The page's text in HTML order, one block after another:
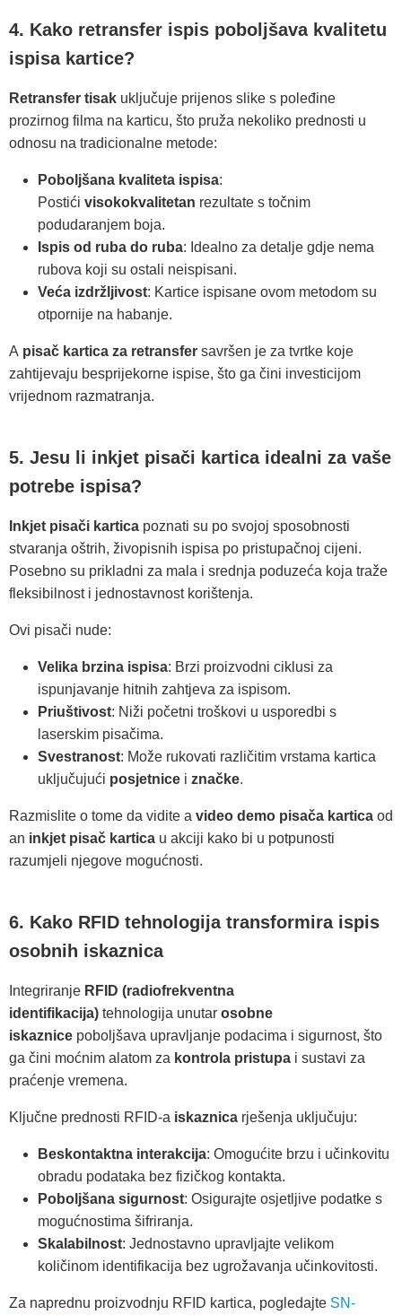
4. Kako retransfer ispis poboljšava kvalitetu
ispisa kartice?
Retransfer tisak uključuje prijenos slike s poleđine
prozirnog filma na karticu, što pruža nekoliko prednosti u
odnosu na tradicionalne metode:
Poboljšana kvaliteta ispisa:
Postići visokokvalitetan rezultate s točnim
podudaranjem boja.
Ispis od ruba do ruba: Idealno za detalje gdje nema
rubova koji su ostali neispisani.
Veća izdržljivost: Kartice ispisane ovom metodom su
otpornije na habanje.
A pisač kartica za retransfer savršen je za tvrtke koje
zahtijevaju besprijekorne ispise, što ga čini investicijom
vrijednom razmatranja.
5. Jesu li inkjet pisači kartica idealni za vaše
potrebe ispisa?
Inkjet pisači kartica poznati su po svojoj sposobnosti
stvaranja oštrih, živopisnih ispisa po pristupačnoj cijeni.
Posebno su prikladni za mala i srednja poduzeća koja traže
fleksibilnost i jednostavnost korištenja.
Ovi pisači nude:
Velika brzina ispisa: Brzi proizvodni ciklusi za
ispunjavanje hitnih zahtjeva za ispisom.
Priuštivost: Niži početni troškovi u usporedbi s
laserskim pisačima.
Svestranost: Može rukovati različitim vrstama kartica
uključujući posjetnice i značke.
Razmislite o tome da vidite a video demo pisača kartica od
an inkjet pisač kartica u akciji kako bi u potpunosti
razumjeli njegove mogućnosti.
6. Kako RFID tehnologija transformira ispis
osobnih iskaznica
Integriranje RFID (radiofrekventna
identifikacija) tehnologija unutar osobne
iskaznice poboljšava upravljanje podacima i sigurnost, što
ga čini moćnim alatom za kontrola pristupa i sustavi za
praćenje vremena.
Ključne prednosti RFID-a iskaznica rješenja uključuju:
Beskontaktna interakcija: Omogućite brzu i učinkovitu
obradu podataka bez fizičkog kontakta.
Poboljšana sigurnost: Osigurajte osjetljive podatke s
mogućnostima šifriranja.
Skalabilnost: Jednostavno upravljajte velikom
količinom identifikacija bez ugrožavanja učinkovitosti.
Za naprednu proizvodnju RFID kartica, pogledajte SN-